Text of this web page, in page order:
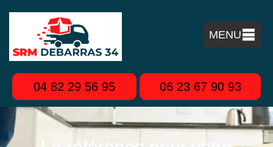
MENU
04 82 29 56 95 06 23 67 90 93